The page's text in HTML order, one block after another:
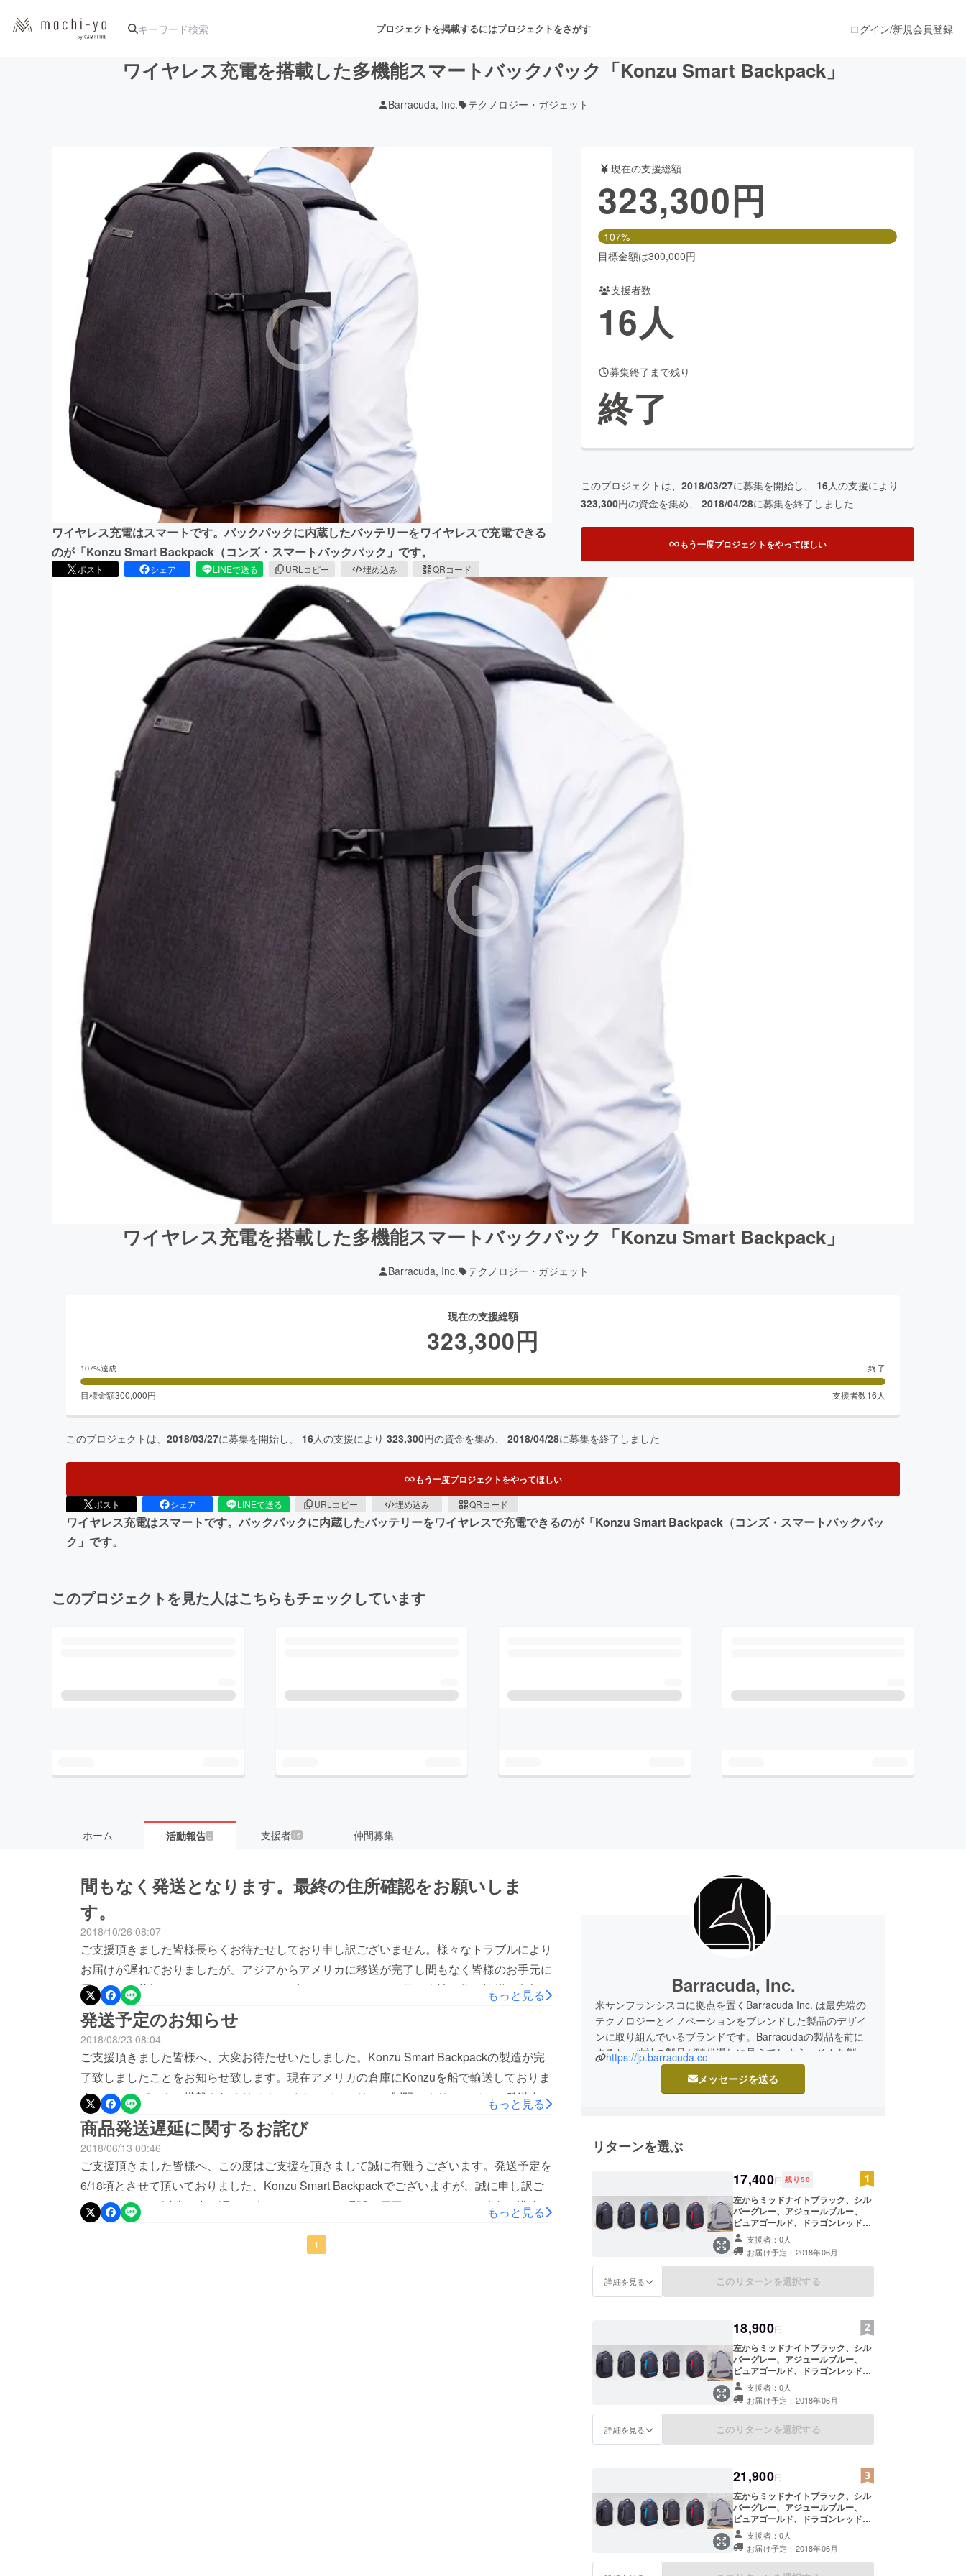
プロジェクトを掲載するにはプロジェクトをさがす
アート・写真 音楽 舞台・パフォーマンス
テクノロジー・ガジェット ゲーム・サービス開発 ファッション
映像・映画 書籍・雑誌出版
ビジネス・起業 チャレンジ ビューティー・ヘルスケア
まちづくり・地域活性化
ログイン/新規会員登録
ワイヤレス充電を搭載した多機能スマートバックパック「Konzu Smart Backpack」
Barracuda, Inc. テクノロジー・ガジェット
ワイヤレス充電はスマートです。バックパックに内蔵したバッテリーをワイヤレスで充電できる
のが「Konzu Smart Backpack（コンズ・スマートバックパック」です。
ポスト シェア LINEで送る URLコピー 埋め込み QRコード
現在の支援総額
323,300円
107%
目標金額は300,000円
支援者数
16人
募集終了まで残り
終了
このプロジェクトは、 2018/03/27に募集を開始し、 16人の支援により
323,300円の資金を集め、 2018/04/28に募集を終了しました
もう一度プロジェクトをやってほしい
ワイヤレス充電を搭載した多機能スマートバックパック「Konzu Smart Backpack」
Barracuda, Inc. テクノロジー・ガジェット
現在の支援総額
323,300円
107%達成 終了
目標金額300,000円 支援者数16 人
このプロジェクトは、 2018/03/27に募集を開始し、 16人の支援により 323,300円の資金を集め、 2018/04/28に募集を終了しました
もう一度プロジェクトをやってほしい
ポスト シェア LINEで送る URLコピー 埋め込み QRコード
ワイヤレス充電はスマートです。バックパックに内蔵したバッテリーをワイヤレスで充電できるのが「Konzu Smart Backpack（コンズ・スマートバックパッ
ク」です。
このプロジェクトを見た人はこちらもチェックしています
ホーム 活動報告3 支援者 16 仲間募集
間もなく発送となります。最終の住所確認をお願いしま
す。
2018/10/26 08:07
ご支援頂きました皆様長らくお待たせしており申し訳ございません。様々なトラブルにより
お届けが遅れておりましたが、アジアからアメリカに移送が完了し間もなく皆様のお手元に
届けられる状況となっております。トラブルについてはこちら側の事情の為、皆様に負担を
かけるものではございませんが予定以上の送料が発生しておりますので確実な情報をもとに
発送したいと思っております。ついてはお手数ですが、事務局（support.machi-
ya@mediagene.co.jp）より別途お届け先確認のアンケートが届いているかと思いますので
必ずご対応くださいませ。重ねてお待たせした点についてはお詫びいたします。皆様のご確
認が済み次第、発送させていただきますので今暫くお待ちください。Best,Team Barracuda.
もっと見る
発送予定のお知らせ
2018/08/23 08:04
ご支援頂きました皆様へ、大変お待たせいたしました。Konzu Smart Backpackの製造が完
了致しましたことをお知らせ致します。現在アメリカの倉庫にKonzuを船で輸送しておりま
す。バックパックに搭載されるリチウムイオンバッテリーの制限により、アジアの発送会社
との手配が難航した結果、アメリカからの発送となりますことをご了承ください。アメリカ
への移動は数ヵ月（1ヵ月～2ヵ月程）かかり、その後2週間以内にはお客様のお手元に到着
する予定でございます。発送前に、住所確認のメールを皆様にお送り致します。大変お待た
せいたしまして申し訳ございません。また詳細が分かり次第、ご報告させていただきます。
Best,Team Barracuda.
もっと見る
商品発送遅延に関するお詫び
2018/06/13 00:46
ご支援頂きました皆様へ、この度はご支援を頂きまして誠に有難うございます。発送予定を
6/18頃とさせて頂いておりました、Konzu Smart Backpackでございますが、誠に申し訳ご
ざいませんが、製造に少々遅れが生じております。遅延の原因ですが、Konzu独自の構造が
少々複雑のため、当初の予定よりも製造に時間を要しているとのことでございました。工場
からの最新の情報によりますと、商品の発送は7月下旬頃を予定しているとのことでござい
もっと見る
1
Barracuda, Inc.
米サンフランシスコに拠点を置くBarracuda Inc. は最先端の
テクノロジーとイノベーションをブレンドした製品のデザイ
ンに取り組んでいるブランドです。Barracudaの製品を前に
すると、他社の製品が時代遅れに見えてしまう、そんな製品
を作ることが目標です。
https://jp.barracuda.co
メッセージを送る
リターンを選ぶ
17,400円 残り 50
左からミッドナイトブラック、シル
バーグレー、アジュールブルー、
ピュアゴールド、ドラゴンレッド、
ウルトラグレー・Konzu Smart
Backpack 1個・10,000 mAhバッ
テリーパック 1個・スタンダード
ワイヤレス充電スタンド 1個・送
料：2,400円（国内一律）
支援者：0人
お届け予定：2018年06月
詳細を見る このリターンを選択する
18,900円
左からミッドナイトブラック、シル
バーグレー、アジュールブルー、
ピュアゴールド、ドラゴンレッド、
ウルトラグレー・Konzu Smart
Backpack 1個・10,000 mAhバッ
テリーパック 1個・スタンダード
ワイヤレス充電スタンド 1個・送
料：2,900円（国内一律）
支援者：0人
お届け予定：2018年06月
詳細を見る このリターンを選択する
21,900円
左からミッドナイトブラック、シル
バーグレー、アジュールブルー、
ピュアゴールド、ドラゴンレッド、
ウルトラグレー・Konzu Smart
Backpack 1個・10,000 mAhバッ
テリーパック 1個・スタンダード
充電スタンド 1個・カメラマウン
支援者：0人
お届け予定：2018年06月